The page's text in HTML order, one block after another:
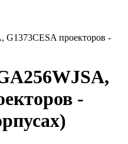
G1373CESA проекторов -
-